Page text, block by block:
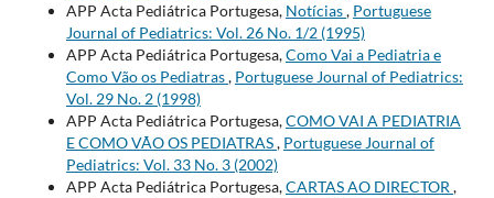
APP Acta Pediátrica Portugesa, Notícias, Portuguese
Journal of Pediatrics: Vol. 26 No. 1/2 (1995)
APP Acta Pediátrica Portugesa,Como Vai a Pediatria e
Como Vão os Pediatras, Portuguese Journal of Pediatrics:
Vol. 29 No. 2 (1998)
APP Acta Pediátrica Portugesa,COMO VAI A PEDIATRIA
E COMO VÃO OS PEDIATRAS, Portuguese Journal of
Pediatrics: Vol. 33 No. 3 (2002)
APP Acta Pediátrica Portugesa,CARTAS AO DIRECTOR ,